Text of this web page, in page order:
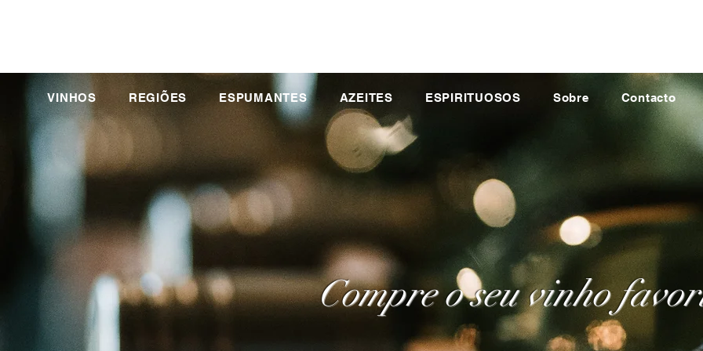
VINHOS REGIÕES ESPUMANTES AZEITES ESPIRITUOSOS Sobre Contacto
Compre o seu vinho